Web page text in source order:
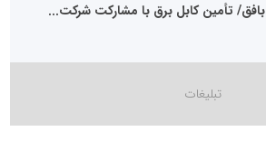
بافق/ تأمین کابل برق با مشارکت شرکت...